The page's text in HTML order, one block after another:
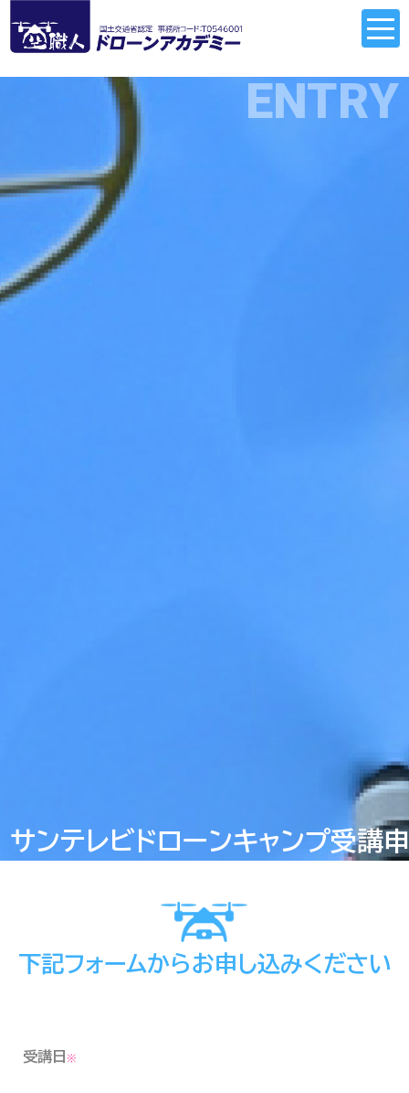
ENTRY
サンテレビドローンキャンプ受講
下記フォームからお申し込みください
受講日 ※